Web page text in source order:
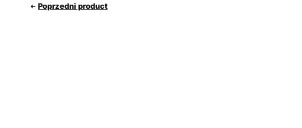
Poprzedni product